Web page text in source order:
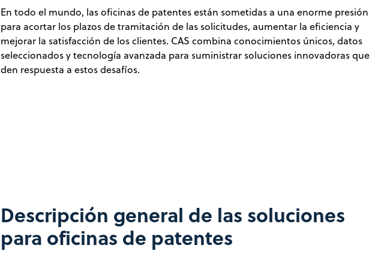
En todo el mundo, las oficinas de patentes están sometidas a una enorme presión
para acortar los plazos de tramitación de las solicitudes, aumentar la eficiencia y
mejorar la satisfacción de los clientes. CAS combina conocimientos únicos, datos
seleccionados y tecnología avanzada para suministrar soluciones innovadoras que
den respuesta a estos desafíos.
Descripción general de las soluciones
para oficinas de patentes